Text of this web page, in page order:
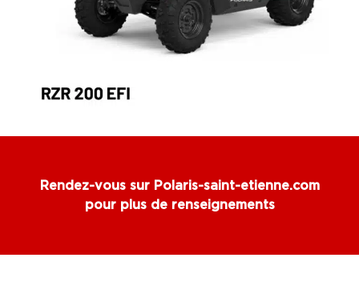
Rendez-vous sur Polaris-saint-etienne.com
pour plus de renseignements